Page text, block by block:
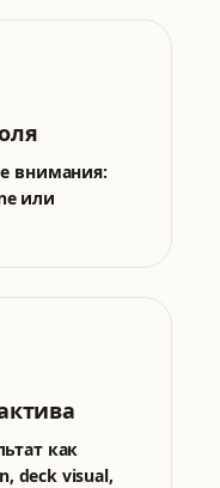
внимания:
или
как
deck visual,